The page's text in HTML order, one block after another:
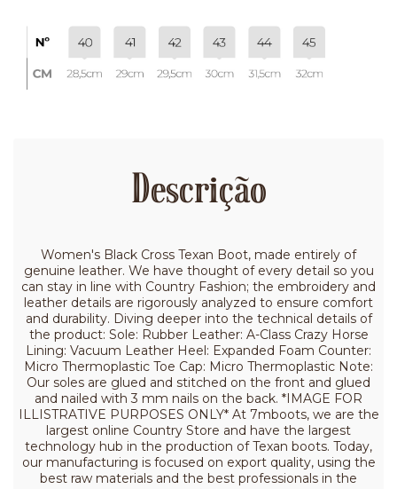
Descrição
Women's Black Cross Texan Boot, made entirely of
genuine leather. We have thought of every detail so you
can stay in line with Country Fashion; the embroidery and
leather details are rigorously analyzed to ensure comfort
and durability. Diving deeper into the technical details of
the product: Sole: Rubber Leather: A-Class Crazy Horse
Lining: Vacuum Leather Heel: Expanded Foam Counter:
Micro Thermoplastic Toe Cap: Micro Thermoplastic Note:
Our soles are glued and stitched on the front and glued
and nailed with 3 mm nails on the back. *IMAGE FOR
ILLISTRATIVE PURPOSES ONLY* At 7mboots, we are the
largest online Country Store and have the largest
technology hub in the production of Texan boots. Today,
our manufacturing is focused on export quality, using the
best raw materials and the best professionals in the